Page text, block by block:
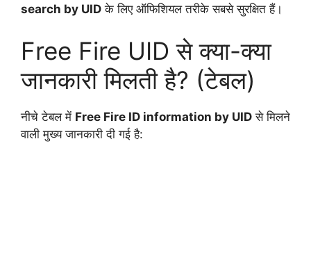
search by UID के लिए ऑफिशियल तरीके सबसे सुरक्षित हैं।
Free Fire UID से क्या-क्या
जानकारी मिलती है? (टेबल)
नीचे टेबल में Free Fire ID information by UID से मिलने
वाली मुख्य जानकारी दी गई है: